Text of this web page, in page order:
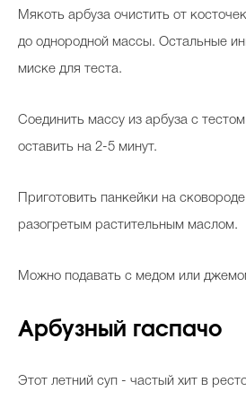
Мякоть арбуза очистить от
до однородной массы. Остальные
миске для теста.
Соединить массу из арбуза с
оставить на 2-5 минут.
Приготовить панкейки на
разогретым растительным маслом.
Можно подавать с медом или
Арбузный гаспачо
Этот летний суп - частый хит в